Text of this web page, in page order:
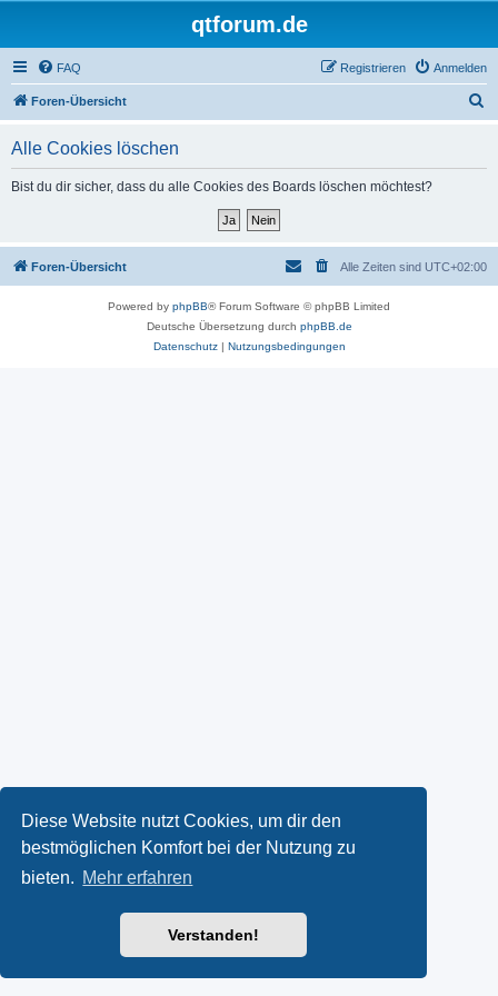
Diese Website nutzt Cookies, um dir den
bestmöglichen Komfort bei der Nutzung zu
bieten. Mehr erfahren
Verstanden!
qtforum.de
FAQ Anmelden
Registrieren
Foren-Übersicht
Alle Cookies löschen
Bist du dir sicher, dass du alle Cookies des Boards löschen möchtest?
Foren-Übersicht Alle Zeiten sind UTC+02:00
Powered by phpBB® Forum Software © phpBB Limited
Deutsche Übersetzung durch phpBB.de
Datenschutz| Nutzungsbedingungen